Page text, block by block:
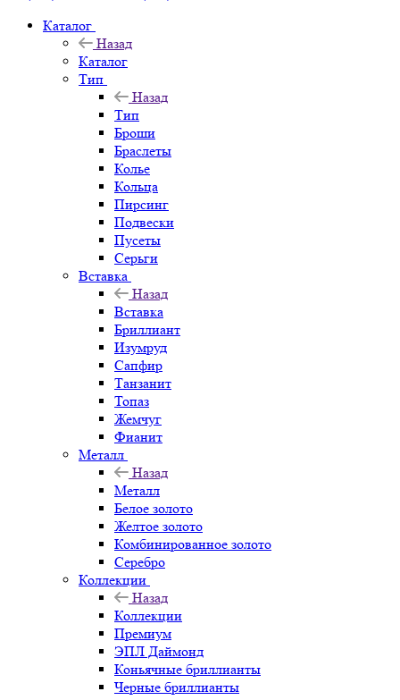
Каталог
Назад
Каталог
Тип
Назад
Тип
Броши
Браслеты
Колье
Кольца
Пирсинг
Подвески
Пусеты
Серьги
Вставка
Назад
Вставка
Бриллиант
Изумруд
Сапфир
Танзанит
Топаз
Жемчуг
Фианит
Металл
Назад
Металл
Белое золото
Желтое золото
Комбинированное золото
Серебро
Коллекции
Назад
Коллекции
Премиум
ЭПЛ Даймонд
Коньячные бриллианты
Черные бриллианты